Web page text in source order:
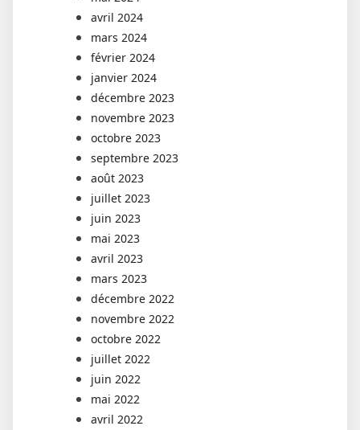
avril 2024
mars 2024
février 2024
janvier 2024
décembre 2023
novembre 2023
octobre 2023
septembre 2023
août 2023
juillet 2023
juin 2023
mai 2023
avril 2023
mars 2023
décembre 2022
novembre 2022
octobre 2022
juillet 2022
juin 2022
mai 2022
avril 2022